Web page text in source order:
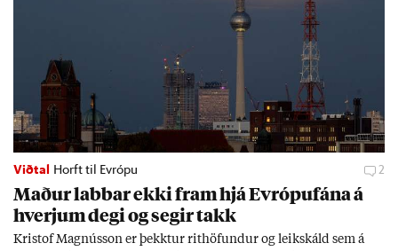
Viðtal Horft til Evrópu 2
Mað­ur labb­ar ekki fram hjá Evr­ópuf­ána á
hverj­um degi og seg­ir takk
Kri­stof Magnús­son er þekkt­ur rit­höf­und­ur og leik­skáld sem á